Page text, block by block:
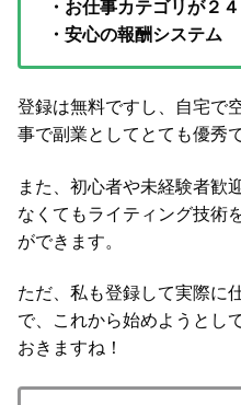
・お仕事カテゴリが２
・安心の報酬システム
登録は無料ですし、自宅で
事で副業としてとても優秀で
また、初心者や未経験者歓
なくてもライティング技術
ができます。
ただ、私も登録して実際に
で、これから始めようとし
おきますね！